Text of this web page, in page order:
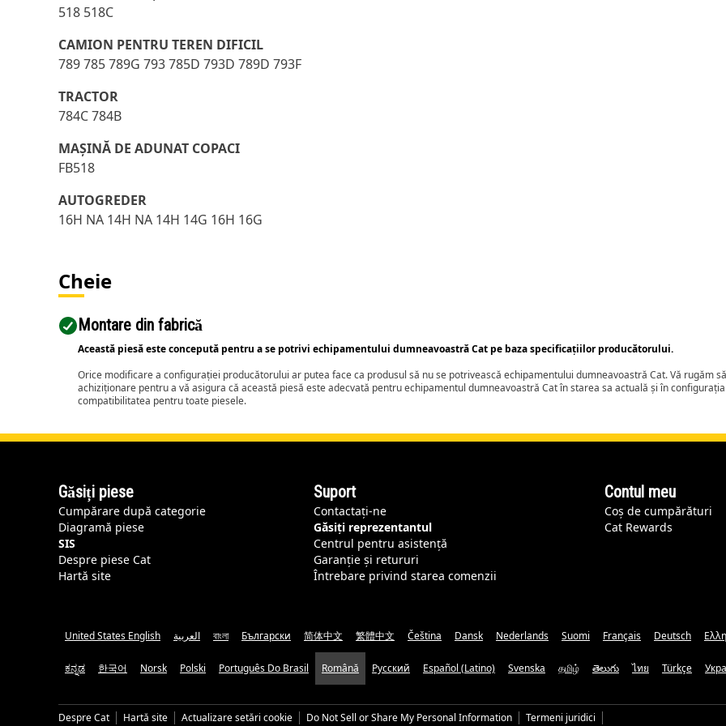
518 518C
CAMION PENTRU TEREN DIFICIL
789 785 789G 793 785D 793D 789D 793F
TRACTOR
784C 784B
MAŞINĂ DE ADUNAT COPACI
FB518
AUTOGREDER
16H NA 14H NA 14H 14G 16H 16G
Cheie
Montare din fabrică
Această piesă este concepută pentru a se potrivi echipamentului dumneavoastră Cat pe baza specificațiilor producătorului.
Orice modificare a configurației producătorului ar putea face ca produsul să nu se potrivească echipamentului dumneavoastră Cat. Vă rugăm
achiziționare pentru a vă asigura că această piesă este adecvată pentru echipamentul dumneavoastră Cat în starea sa actuală și în
compatibilitatea pentru toate piesele.
Găsiți piese
Cumpărare după categorie
Diagramă piese
SIS
Despre piese Cat
Hartă site
Suport
Contactați-ne
Găsiți reprezentantul
Centrul pentru asistență
Garanție și retururi
Întrebare privind starea comenzii
Contul meu
Coș de cumpărături
Cat Rewards
United States English العربية বাংলা Български 简体中文 繁體中文 Čeština Dansk Nederlands Suomi Français Deutsch
ಕನ್ನಡ 한국어 Norsk Polski Português Do Brasil Română Русский Español (Latino) Svenska தமிழ் తెలుగు ไทย Türkçe
Despre Cat Hartă site Actualizare setări cookie Do Not Sell or Share My Personal Information Termeni juridici